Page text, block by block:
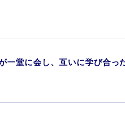
堂に会し、互いに学び合っ